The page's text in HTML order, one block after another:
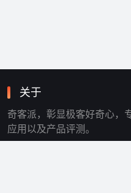
关于
奇客派，彰显极客好奇心，
应用以及产品评测。